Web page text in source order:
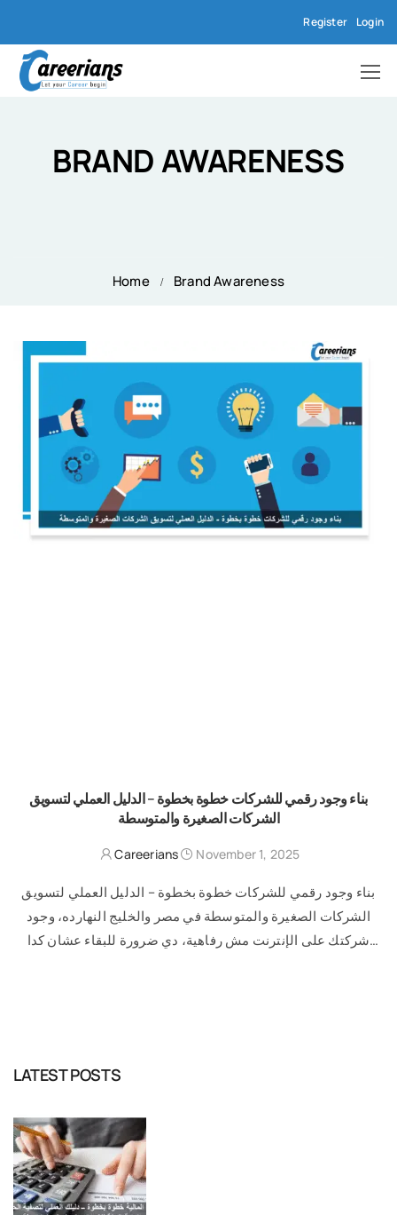
Register Login
BRAND AWARENESS
Home Brand Awareness
بناء وجود رقمي للشركات خطوة بخطوة – الدليل العملي لتسويق
الشركات الصغيرة والمتوسطة
Careerians November 1, 2025
بناء وجود رقمي للشركات خطوة بخطوة – الدليل العملي لتسويق
الشركات الصغيرة والمتوسطة في مصر والخليج النهارده، وجود
شركتك على الإنترنت مش رفاهية، دي ضرورة للبقاء عشان كدا
LATEST POSTS